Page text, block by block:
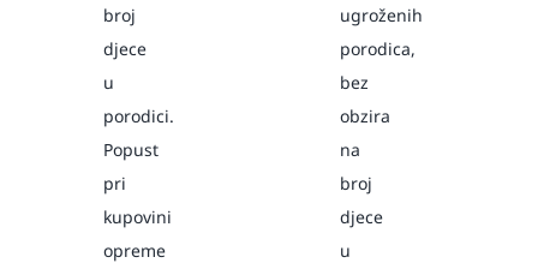
broj
djece
u
porodici.
Popust
pri
kupovini
opreme
ugroženih
porodica,
bez
obzira
na
broj
djece
u